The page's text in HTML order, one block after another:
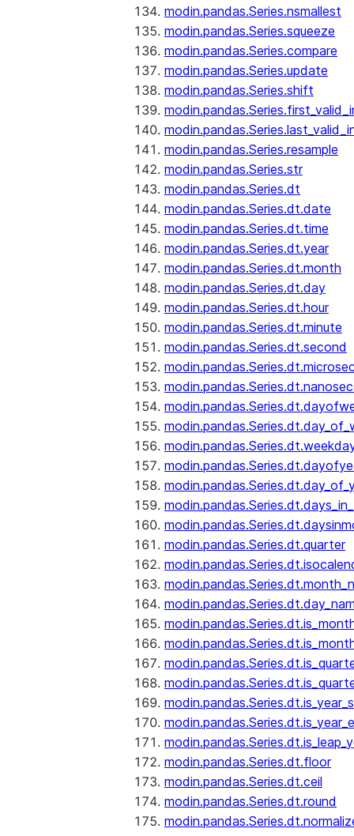
modin.pandas.Series.nsmallest
modin.pandas.Series.squeeze
modin.pandas.Series.compare
modin.pandas.Series.update
modin.pandas.Series.shift
modin.pandas.Series.resample
modin.pandas.Series.str
modin.pandas.Series.dt
modin.pandas.Series.dt.date
modin.pandas.Series.dt.time
modin.pandas.Series.dt.year
modin.pandas.Series.dt.month
modin.pandas.Series.dt.day
modin.pandas.Series.dt.hour
modin.pandas.Series.dt.minute
modin.pandas.Series.dt.second
modin.pandas.Series.dt.quarter
modin.pandas.Series.dt.floor
modin.pandas.Series.dt.ceil
modin.pandas.Series.dt.round